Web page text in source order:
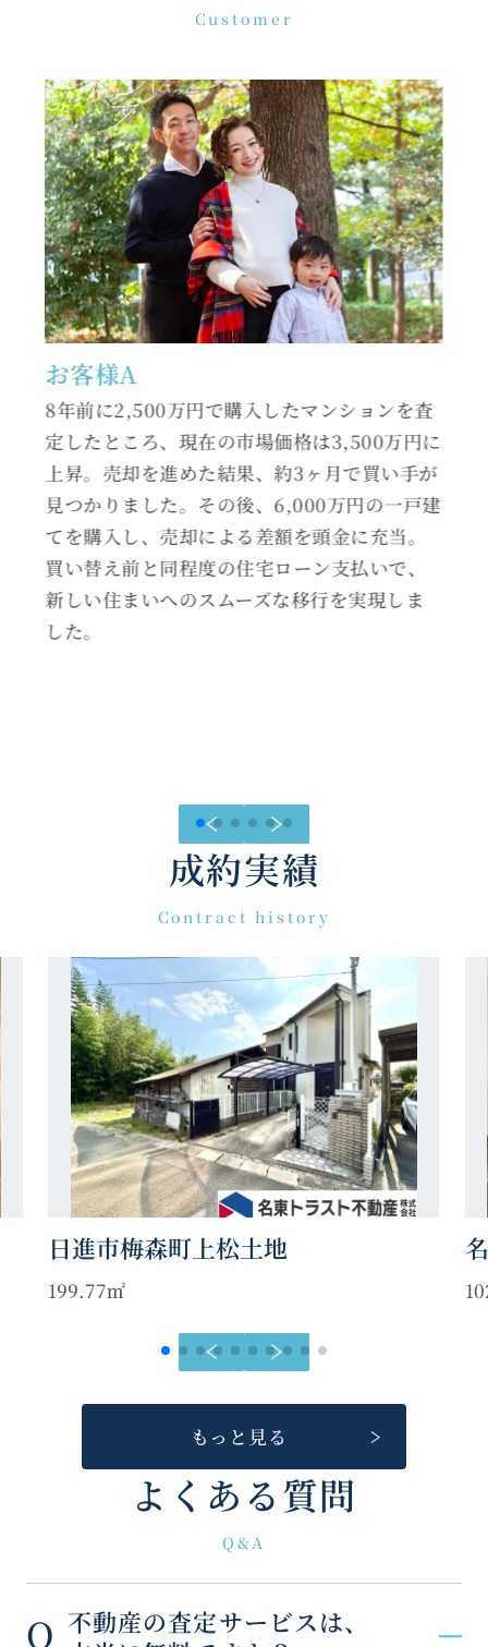
Customer
お客様A
8年前に2,500万円で購入したマンションを査
定したところ、現在の市場価格は3,500万円に
上昇。売却を進めた結果、約3ヶ月で買い手が
見つかりました。その後、6,000万円の一戸建
てを購入し、売却による差額を頭金に充当。
買い替え前と同程度の住宅ローン支払いで、
新しい住まいへのスムーズな移行を実現しま
した。
成約実績
Contract history
日進市梅森町上松土地
199.77㎡
もっと見る
よくある質問
Q&A
不動産の査定サービスは、